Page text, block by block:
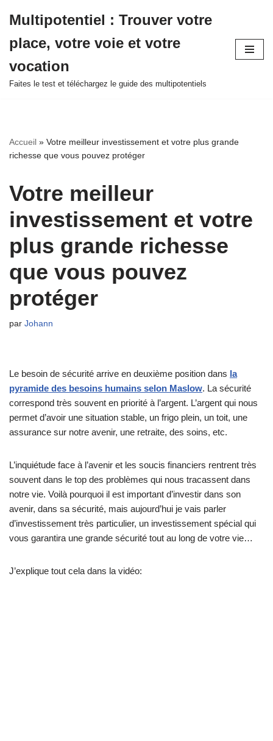
au
contenu
Multipotentiel : Trouver votre
place, votre voie et votre
vocation
Faites le test et téléchargez le guide des multipotentiels
Accueil » Votre meilleur investissement et votre plus grande
richesse que vous pouvez protéger
Votre meilleur
investissement et votre
plus grande richesse
que vous pouvez
protéger
par Johann
Le besoin de sécurité arrive en deuxième position dans la
pyramide des besoins humains selon Maslow. La sécurité
correspond très souvent en priorité à l’argent. L’argent qui nous
permet d’avoir une situation stable, un frigo plein, un toit, une
assurance sur notre avenir, une retraite, des soins, etc.
L’inquiétude face à l’avenir et les soucis financiers rentrent très
souvent dans le top des problèmes qui nous tracassent dans
notre vie. Voilà pourquoi il est important d’investir dans son
avenir, dans sa sécurité, mais aujourd’hui je vais parler
d’investissement très particulier, un investissement spécial qui
vous garantira une grande sécurité tout au long de votre vie…
J’explique tout cela dans la vidéo: